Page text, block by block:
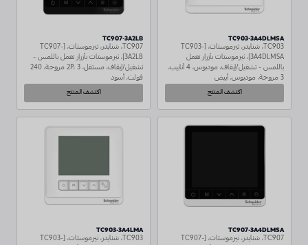
TC903-3A4DLMSA
TC903، شنايدر، ثيرموستات، [TC903-
3A4DLMSA]، ثيرموستات بأزرار تعمل
باللمس - تشغيل/إيقاف، مودبوس، 4 أنابيب،
3 مروحة، مودبوس، أبيض
اكتشف المنتج
TC907-3A2LB
TC907، شنايدر، ثيرموستات، [TC907-
3A2LB]، ثيرموستات بأزرار تعمل باللمس -
تشغيل/إيقاف، مستقل، 2P، 3 مروحة، 240
فولت، أسود
اكتشف المنتج
TC907-3A4DLMSA
TC907، شنايدر، ثيرموستات، [TC907-
TC903-3A4LMA
TC903، شنايدر، ثيرموستات، [TC903-